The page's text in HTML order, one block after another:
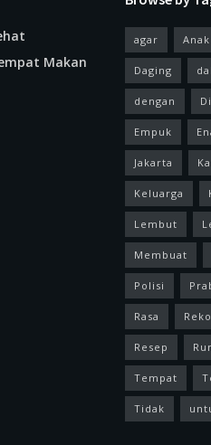
Makan
agar Anak
Daging
dengan
Empuk
Jakarta
Keluarga
Lembut
Membuat
Polisi
Rasa
Resep
Tempat
Tidak